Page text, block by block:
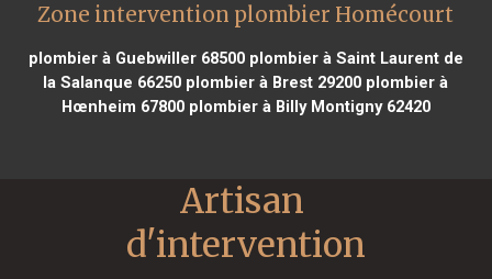
Zone intervention plombier Homécourt
plombier à Guebwiller 68500plombier à Saint Laurent de
la Salanque 66250 plombier à Brest 29200 plombier à
Hœnheim 67800plombier à Billy Montigny 62420
Artisan
d'intervention